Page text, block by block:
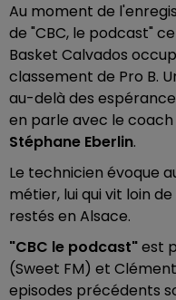
Au moment de
de "CBC, le podcast"
Basket Calvados
classement de Pro B.
au-delà des
en parle avec le
Stéphane Eberlin.
Le technicien évoque
métier, lui qui vit loin
restés en Alsace.
"CBC le podcast"est
(Sweet FM) et
episodes précédents